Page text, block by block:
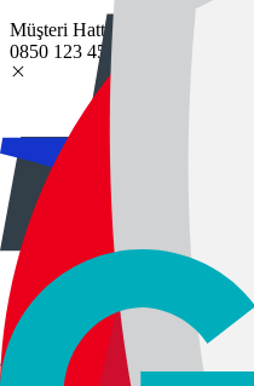
Müşteri Hattı:
0850 123 45 67